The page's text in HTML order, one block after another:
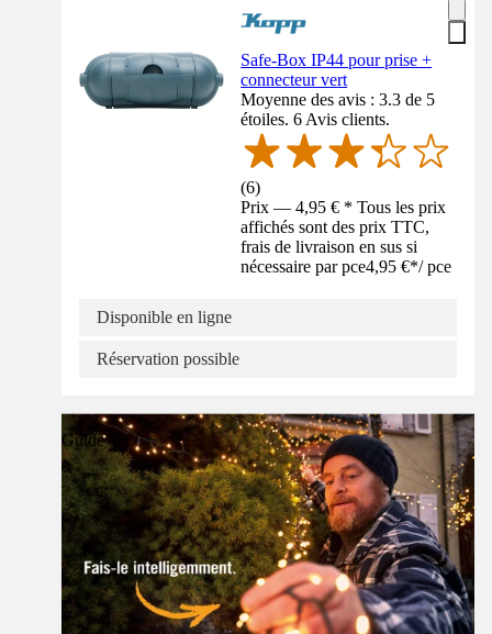
Safe-Box IP44 pour prise +
connecteur vert
Moyenne des avis : 3.3 de 5
étoiles. 6 Avis clients.
(6)
Prix — 4,95 € * Tous les prix
affichés sont des prix TTC,
frais de livraison en sus si
nécessaire par pce4,95 €*/ pce
Disponible en ligne
Réservation possible
Guide